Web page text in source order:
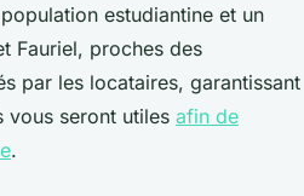
estudiantine et un
Fauriel, proches des
par les locataires, garantissant
vous seront utiles afin de
.